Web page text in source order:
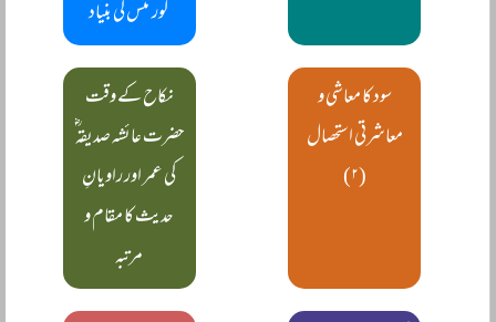
گورننس کی بنیاد
سود کا معاشی و
معاشرتی استحصال
(۲)
نکاح کے وقت
حضرت عائشہ صدیقہ ؓ
کی عمر اور راویانِ
حدیث کا مقام و
مرتبہ